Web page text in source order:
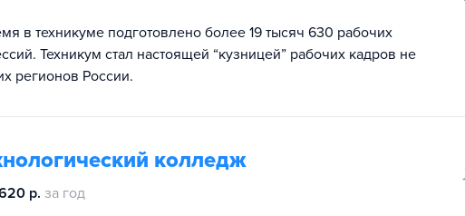
в техникуме подготовлено более 19 тысяч 630 рабочих
Техникум стал настоящей “кузницей” рабочих кадров не
регионов России.
колледж
р. за год